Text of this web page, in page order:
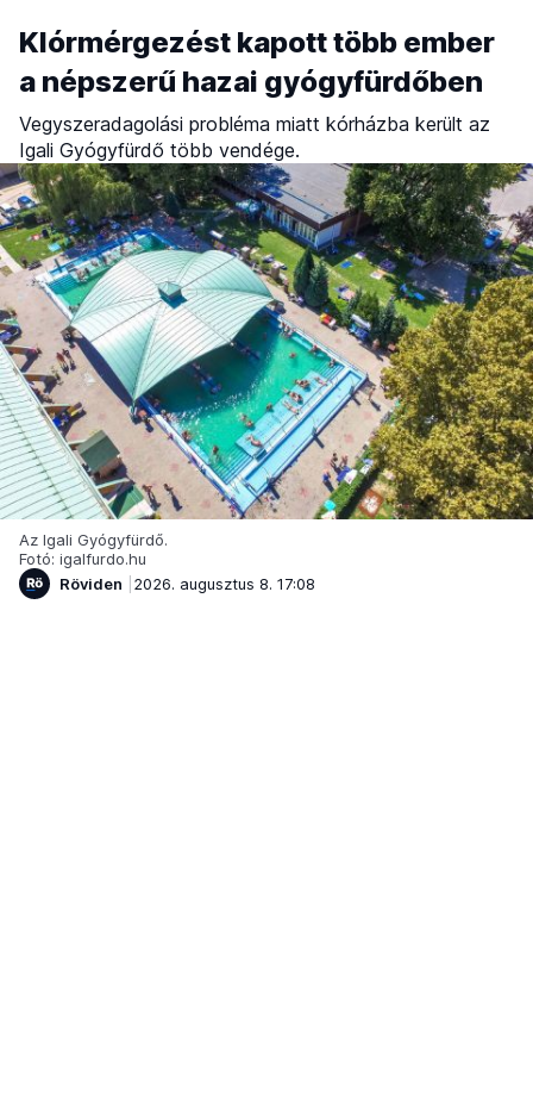
Klórmérgezést kapott több ember
a népszerű hazai gyógyfürdőben
Vegyszeradagolási probléma miatt kórházba került az
Igali Gyógyfürdő több vendége.
Az Igali Gyógyfürdő.
Fotó: igalfurdo.hu
Röviden
2026. augusztus 8. 17:08